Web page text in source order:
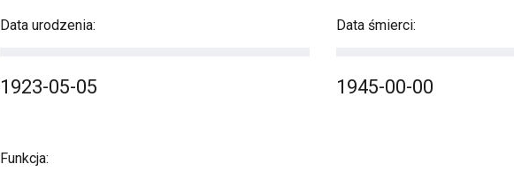
Data urodzenia:
1923-05-05
Data śmierci:
1945-00-00
Funkcja: